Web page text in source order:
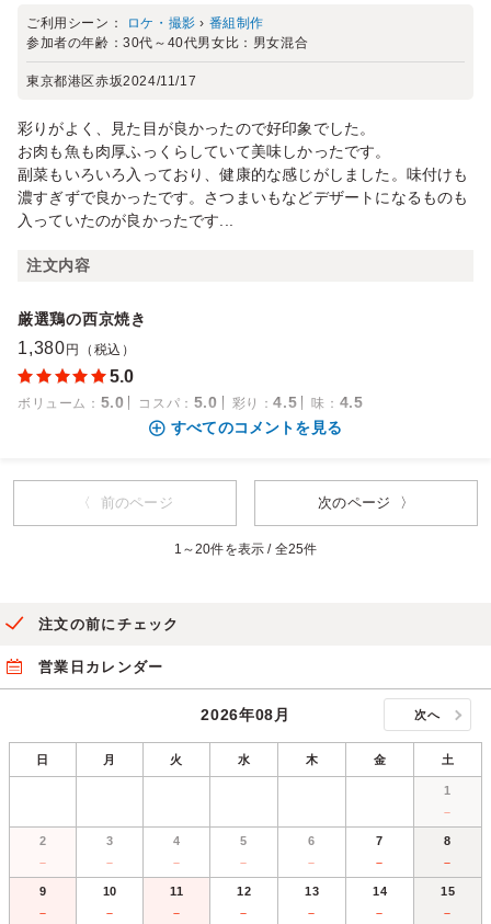
ご利用シーン： ロケ・撮影 › 番組制作
参加者の年齢：30代～40代男女比： 男女混合
東京都港区赤坂2024/11/17
彩りがよく、見た目が良かったので好印象でした。
お肉も魚も肉厚ふっくらしていて美味しかったです。
副菜もいろいろ入っており、健康的な感じがしました。味付けも
濃すぎずで良かったです。さつまいもなどデザートになるものも
入っていたのが良かったです...
注文内容
厳選鶏の西京焼き
1,380 円（税込）
5.0
ボリューム ： 5.0 コスパ ： 5.0 彩り ：4.5 味 ： 4.5
すべてのコメントを見る
〈 前のページ 次のページ 〉
1～20件を表示 / 全25件
注文の前にチェック
営業日カレンダー
2026年08月 次へ
日 月 火 水 木 金 土
1
－
2
－
3
－
4
－
5
－
6
－
7
－
8
－
9
－
10
－
11
－
12
－
13
－
14
－
15
－